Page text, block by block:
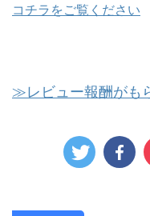
コチラをご覧ください
≫レビュー報酬がも